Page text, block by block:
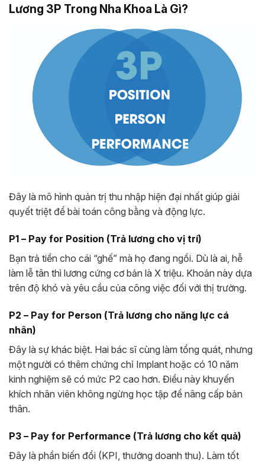
Lương 3P Trong Nha Khoa Là Gì?
Đây là mô hình quản trị thu nhập hiện đại nhất giúp giải
quyết triệt để bài toán công bằng và động lực.
P1 – Pay for Position (Trả lương cho vị trí)
Bạn trả tiền cho cái “ghế” mà họ đang ngồi. Dù là ai, hễ
làm lễ tân thì lương cứng cơ bản là X triệu. Khoản này dựa
trên độ khó và yêu cầu của công việc đối với thị trường.
P2 – Pay for Person (Trả lương cho năng lực cá
nhân)
Đây là sự khác biệt. Hai bác sĩ cùng làm tổng quát, nhưng
một người có thêm chứng chỉ Implant hoặc có 10 năm
kinh nghiệm sẽ có mức P2 cao hơn. Điều này khuyến
khích nhân viên không ngừng học tập để nâng cấp bản
thân.
P3 – Pay for Performance (Trả lương cho kết quả)
Đây là phần biến đổi (KPI, thưởng doanh thu). Làm tốt